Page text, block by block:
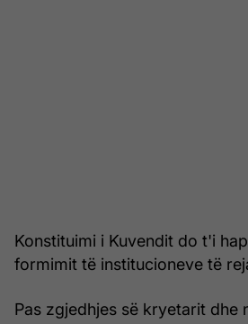
Konstituimi i Kuvendit do t'i
formimit të institucioneve të
Pas zgjedhjes së kryetarit dhe